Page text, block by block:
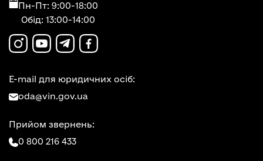
Пн-Пт: 9:00-18:00
Обід: 13:00-14:00
E-mail для юридичних осіб:
oda@vin.gov.ua
Прийом звернень:
0 800 216 433